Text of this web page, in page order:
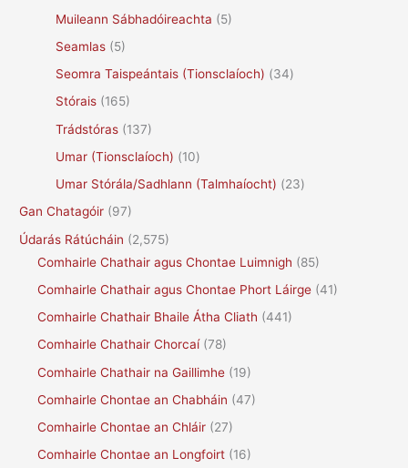
Muileann Sábhadóireachta (5)
Seamlas (5)
Seomra Taispeántais (Tionsclaíoch) (34)
Stórais (165)
Trádstóras (137)
Umar (Tionsclaíoch) (10)
Umar Stórála/Sadhlann (Talmhaíocht) (23)
Gan Chatagóir (97)
Údarás Rátúcháin (2,575)
Comhairle Chathair agus Chontae Luimnigh (85)
Comhairle Chathair agus Chontae Phort Láirge (41)
Comhairle Chathair Bhaile Átha Cliath (441)
Comhairle Chathair Chorcaí(78)
Comhairle Chathair na Gaillimhe (19)
Comhairle Chontae an Chabháin (47)
Comhairle Chontae an Chláir (27)
Comhairle Chontae an Longfoirt (16)